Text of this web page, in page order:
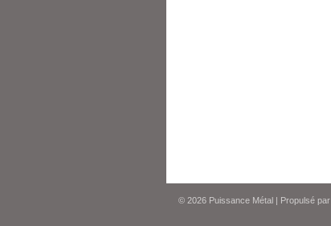
© 2026 Puissance Métal | Propulsé par